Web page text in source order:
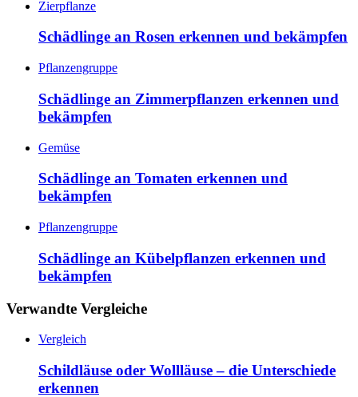
Zierpflanze
Schädlinge an Rosen erkennen und bekämpfen
Pflanzengruppe
Schädlinge an Zimmerpflanzen erkennen und
bekämpfen
Gemüse
Schädlinge an Tomaten erkennen und
bekämpfen
Pflanzengruppe
Schädlinge an Kübelpflanzen erkennen und
bekämpfen
Verwandte Vergleiche
Vergleich
Schildläuse oder Wollläuse – die Unterschiede
erkennen